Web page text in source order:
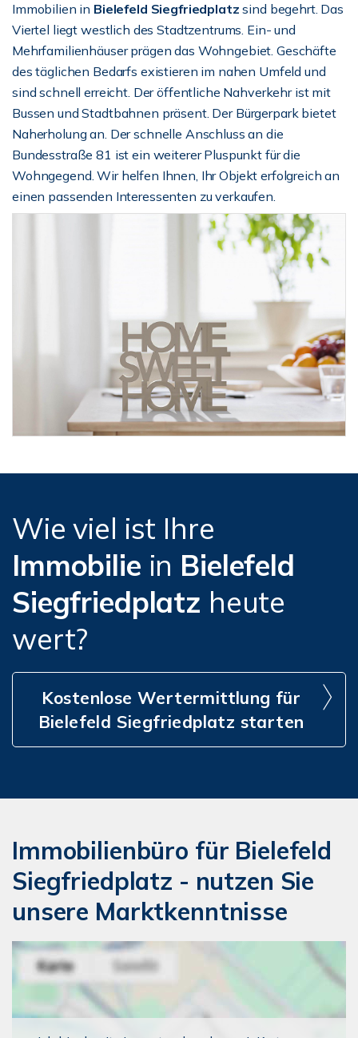
Immobilien in Bielefeld Siegfriedplatzsind begehrt. Das
Viertel liegt westlich des Stadtzentrums. Ein- und
Mehrfamilienhäuser prägen das Wohngebiet. Geschäfte
des täglichen Bedarfs existieren im nahen Umfeld und
sind schnell erreicht. Der öffentliche Nahverkehr ist mit
Bussen und Stadtbahnen präsent. Der Bürgerpark bietet
Naherholung an. Der schnelle Anschluss an die
Bundesstraße 81 ist ein weiterer Pluspunkt für die
Wohngegend. Wir helfen Ihnen, Ihr Objekt erfolgreich an
einen passenden Interessenten zu verkaufen.
Wie viel ist Ihre
Immobilie in Bielefeld
Siegfriedplatz heute
wert?
Kostenlose Wertermittlung für
Bielefeld Siegfriedplatz starten
Immobilienbüro für Bielefeld
Siegfriedplatz - nutzen Sie
unsere Marktkenntnisse